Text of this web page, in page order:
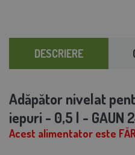
DESCRIERE
Adăpător nivelat
iepuri - 0,5 l - GAUN
Acest alimentator este